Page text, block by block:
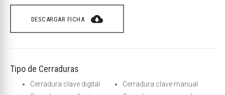
DESCARGAR FICHA cloud_download
Tipo de Cerraduras
Cerradura clave digital
Cerradura clave manual